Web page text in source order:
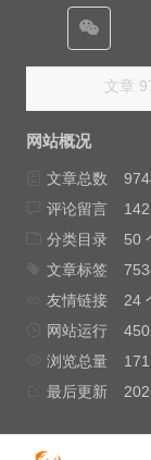
文章
网站概况
文章总数
评论留言
分类目录
50
文章标签
友情链接
24
网站运行
浏览总量
最后更新